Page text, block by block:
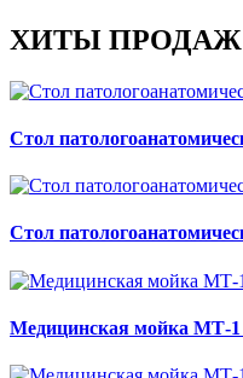
ХИТЫ ПРОДАЖ
Стол
Стол
Медицинская мойка МТ-